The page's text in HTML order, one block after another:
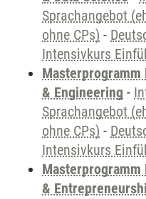
Sprachangebot
ohne CPs) -
Intensivkurs
Masterprogramm
& Engineering -
Sprachangebot
ohne CPs) -
Intensivkurs
Masterprogramm
&